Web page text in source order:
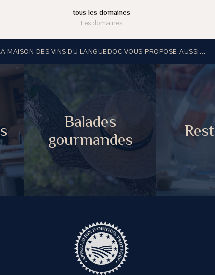
tous les domaines
Les domaines
MAISON DES VINS DU LANGUEDOC VOUS PROPOSE AUSSI...
Balades
gourmandes